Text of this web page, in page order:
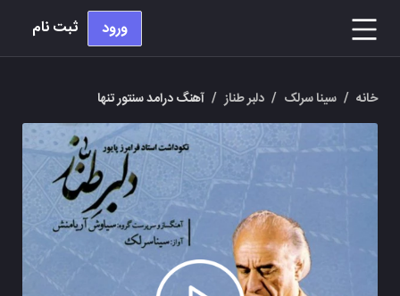
ورود ثبت نام
خانه / سینا سرلک / دلبر طناز / آهنگ درامد سنتور تنها